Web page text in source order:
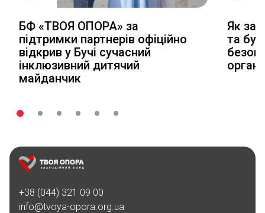
БФ «ТВОЯ ОПОРА» за
підтримки партнерів офіційно
відкрив у Бучі сучасний
інклюзивний дитячий
майданчик
Як
та
+38 (044) 321 09 00
info@tvoya-opora.org.ua